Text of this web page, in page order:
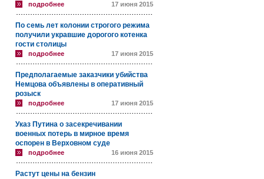
подробнее 17 июня 2015
По семь лет колонии строгого режима
получили укравшие дорогого котенка
гости столицы
подробнее 17 июня 2015
Предполагаемые заказчики убийства
Немцова объявлены в оперативный
розыск
подробнее 17 июня 2015
Указ Путина о засекречивании
военных потерь в мирное время
оспорен в Верховном суде
подробнее 16 июня 2015
Растут цены на бензин